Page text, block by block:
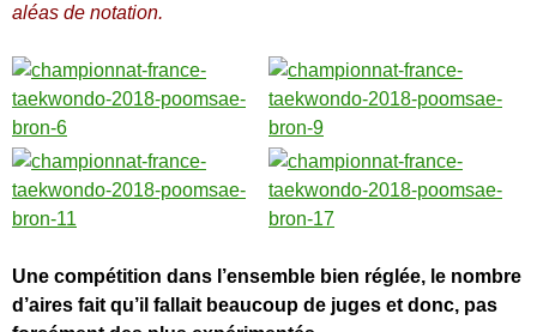
aléas de notation.
Une compétition dans l’ensemble bien réglée, le nombre
d’aires fait qu’il fallait beaucoup de juges et donc, pas